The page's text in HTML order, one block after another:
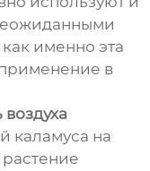
именно эта
в
каламуса на
растение